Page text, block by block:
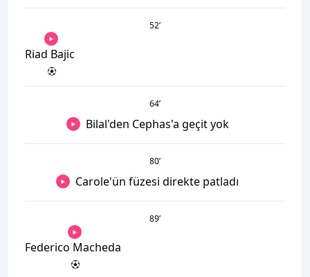
52’
Riad Bajic
64’
Bilal'den Cephas'a geçit yok
80’
Carole'ün füzesi direkte patladı
89’
Federico Macheda